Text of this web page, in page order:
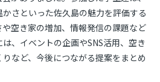
さといった佐久島の魅力を評価する
空き家の増加、情報発信の課題など
、イベントの企画やSNS活用、空き
など、今後につながる提案をまとめ